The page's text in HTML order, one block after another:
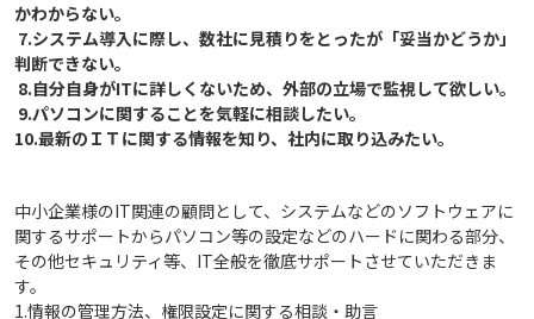
かわからない。
判断できない。
中小企業様のIT関連の顧問として、システムなどのソフトウェアに
関するサポートからパソコン等の設定などのハードに関わる部分、
その他セキュリティ等、IT全般を徹底サポートさせていただきま
す。
1.情報の管理方法、権限設定に関する相談・助言